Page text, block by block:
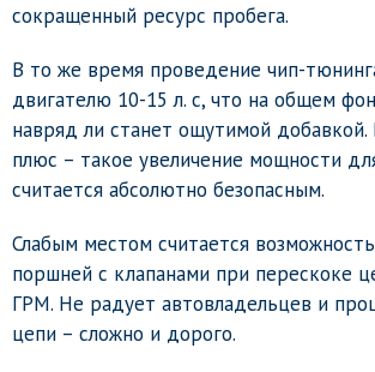
сокращенный ресурс пробега.
В то же время проведение чип-
двигателю 10-15 л. с, что на общем
навряд ли станет ощутимой
плюс – такое увеличение мощности
считается абсолютно безопасным.
Слабым местом считается
поршней с клапанами при перескоке
ГРМ. Не радует автовладельцев и
цепи – сложно и дорого.